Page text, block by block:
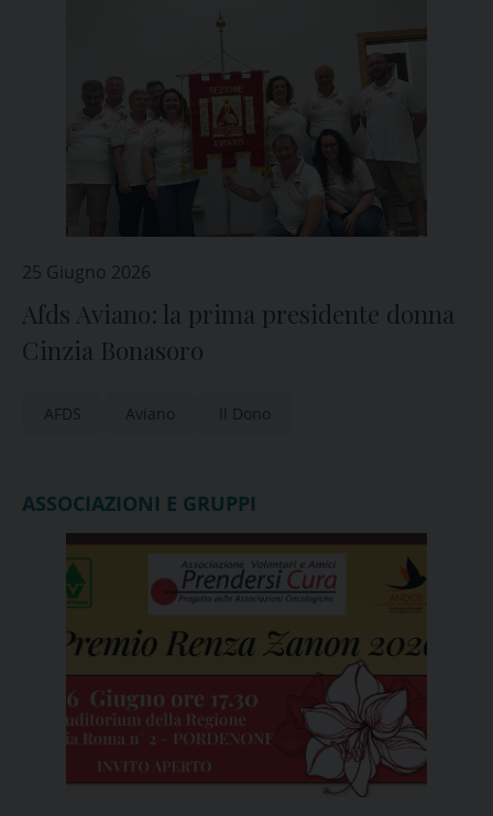
25 Giugno 2026
Afds Aviano: la prima presidente donna
Cinzia Bonasoro
AFDS Aviano Il Dono
ASSOCIAZIONI E GRUPPI